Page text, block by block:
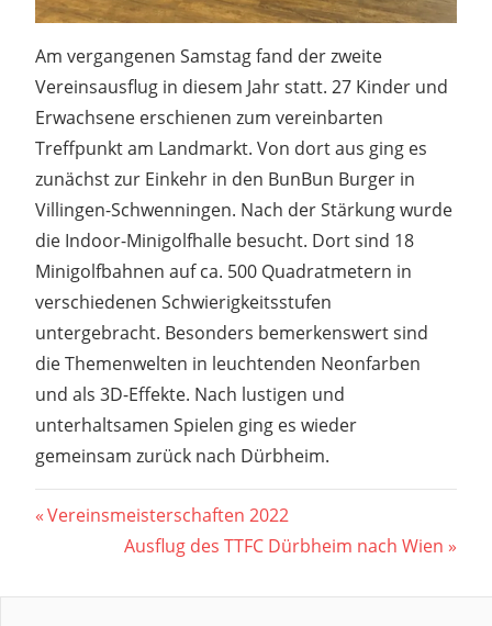
Am vergangenen Samstag fand der zweite
Vereinsausflug in diesem Jahr statt. 27 Kinder und
Erwachsene erschienen zum vereinbarten
Treffpunkt am Landmarkt. Von dort aus ging es
zunächst zur Einkehr in den BunBun Burger in
Villingen-Schwenningen. Nach der Stärkung wurde
die Indoor-Minigolfhalle besucht. Dort sind 18
Minigolfbahnen auf ca. 500 Quadratmetern in
verschiedenen Schwierigkeitsstufen
untergebracht. Besonders bemerkenswert sind
die Themenwelten in leuchtenden Neonfarben
und als 3D-Effekte. Nach lustigen und
unterhaltsamen Spielen ging es wieder
gemeinsam zurück nach Dürbheim.
Beitragsnavigation
Vorheriger
Vereinsmeisterschaften 2022
Nächster
Ausflug des TTFC Dürbheim nach Wien